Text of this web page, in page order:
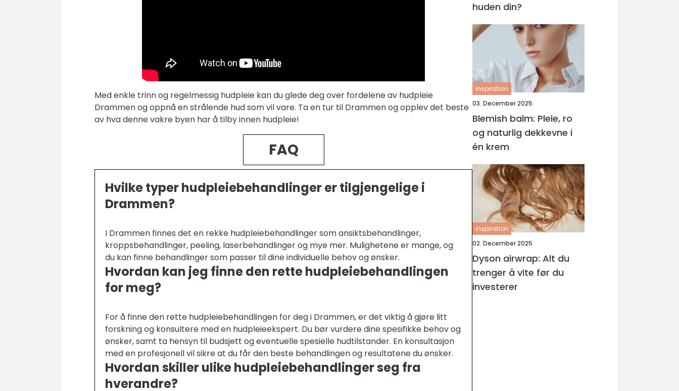
Med enkle trinn og regelmessig hudpleie kan du glede deg over fordelene av hudpleie
Drammen og oppnå en strålende hud som vil vare. Ta en tur til Drammen og opplev det beste
av hva denne vakre byen har å tilby innen hudpleie!
FAQ
Hvilke typer hudpleiebehandlinger er tilgjengelige i
Drammen?
I Drammen finnes det en rekke hudpleiebehandlinger som ansiktsbehandlinger,
kroppsbehandlinger, peeling, laserbehandlinger og mye mer. Mulighetene er mange, og
du kan finne behandlinger som passer til dine individuelle behov og ønsker.
Hvordan kan jeg finne den rette hudpleiebehandlingen
for meg?
For å finne den rette hudpleiebehandlingen for deg i Drammen, er det viktig å gjøre litt
forskning og konsultere med en hudpleieekspert. Du bør vurdere dine spesifikke behov og
ønsker, samt ta hensyn til budsjett og eventuelle spesielle hudtilstander. En konsultasjon
med en profesjonell vil sikre at du får den beste behandlingen og resultatene du ønsker.
Hvordan skiller ulike hudpleiebehandlinger seg fra
hverandre?
huden din?
inspiration
03. December 2025
Blemish balm: Pleie, ro
og naturlig dekkevne i
én krem
inspiration
02. December 2025
Dyson airwrap: Alt du
trenger å vite før du
investerer